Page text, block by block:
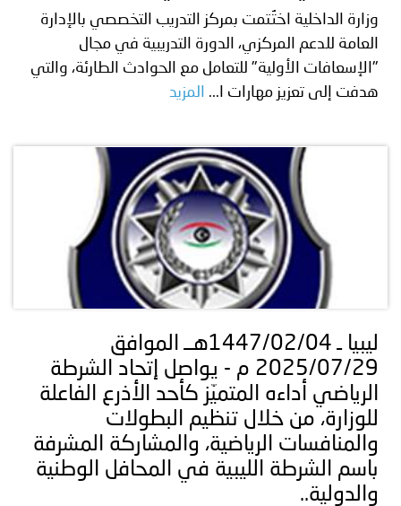
وزارة الداخلية اختُتمت بمركز التدريب التخصصي بالإدارة
العامة للدعم المركزي، الدورة التدريبية في مجال
"الإسعافات الأولية" للتعامل مع الحوادث الطارئة، والتي
هدفت إلى تعزيز مهارات ا...
المزيد
ليبيا ـ 1447/02/04هــ الموافق
2025/07/29 م - يواصل إتحاد الشرطة
الرياضي أداءه المتميّز كأحد الأذرع الفاعلة
للوزارة، من خلال تنظيم البطولات
والمنافسات الرياضية، والمشاركة المشرفة
باسم الشرطة الليبية في المحافل الوطنية
والدولية..